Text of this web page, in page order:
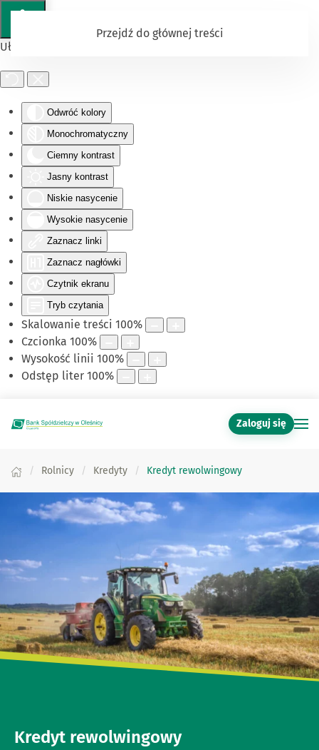
Ułatwienia dostępu
Odwróć kolory
Monochromatyczny
Ciemny kontrast
Jasny kontrast
Niskie nasycenie
Wysokie nasycenie
Zaznacz linki
Zaznacz nagłówki
Czytnik ekranu
Tryb czytania
Skalowanie treści 100%
Czcionka 100%
Wysokość linii 100%
Odstęp liter 100%
Przejdź do głównej treści
Zaloguj się
Rolnicy Kredyty Kredyt rewolwingowy
Kredyt rewolwingowy